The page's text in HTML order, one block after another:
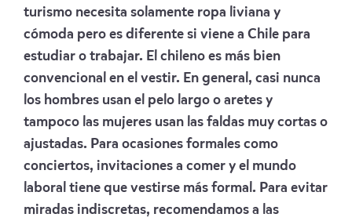
turismo necesita solamente ropa liviana y
cómoda pero es diferente si viene a Chile para
estudiar o trabajar. El chileno es más bien
convencional en el vestir. En general, casi nunca
los hombres usan el pelo largo o aretes y
tampoco las mujeres usan las faldas muy cortas o
ajustadas. Para ocasiones formales como
conciertos, invitaciones a comer y el mundo
laboral tiene que vestirse más formal. Para evitar
miradas indiscretas, recomendamos a las